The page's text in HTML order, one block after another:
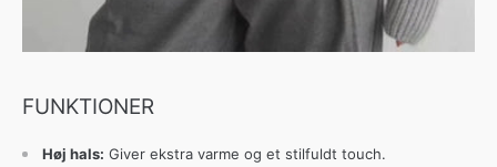
FUNKTIONER
Høj hals: Giver ekstra varme og et stilfuldt touch.